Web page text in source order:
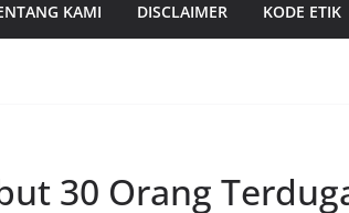
KAMI DISCLAIMER KODE ETIK
30 Orang